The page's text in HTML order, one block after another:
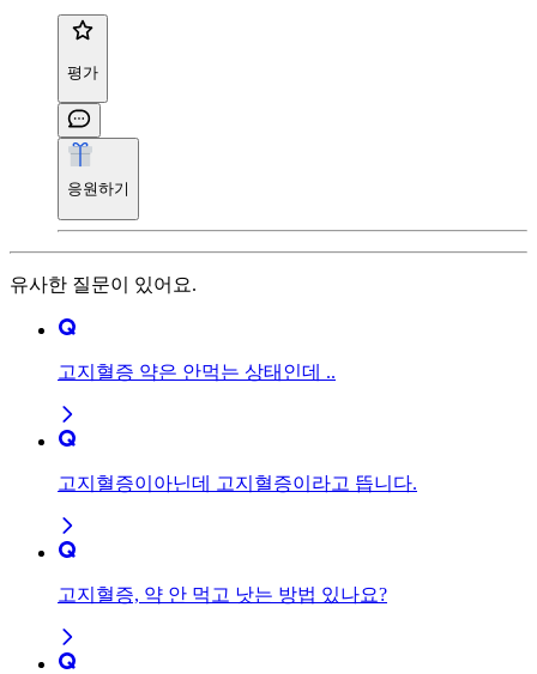
평가
응원하기
유사한 질문이 있어요.
고지혈증 약은 안먹는 상태인데 ..
고지혈증이아닌데 고지혈증이라고 뜹니다.
고지혈증, 약 안 먹고 낫는 방법 있나요?